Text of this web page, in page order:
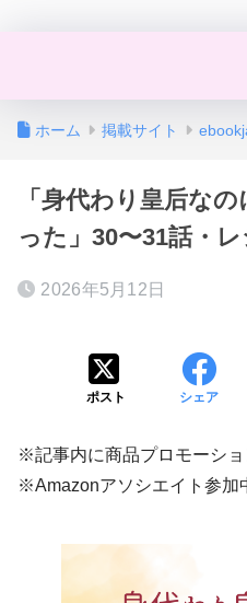
ホーム 掲載サイト
「身代わり皇后な
った」30〜31話・
2026年5月12日
ポスト シェア
※記事内に商品プロモーシ
※Amazonアソシエイト参加